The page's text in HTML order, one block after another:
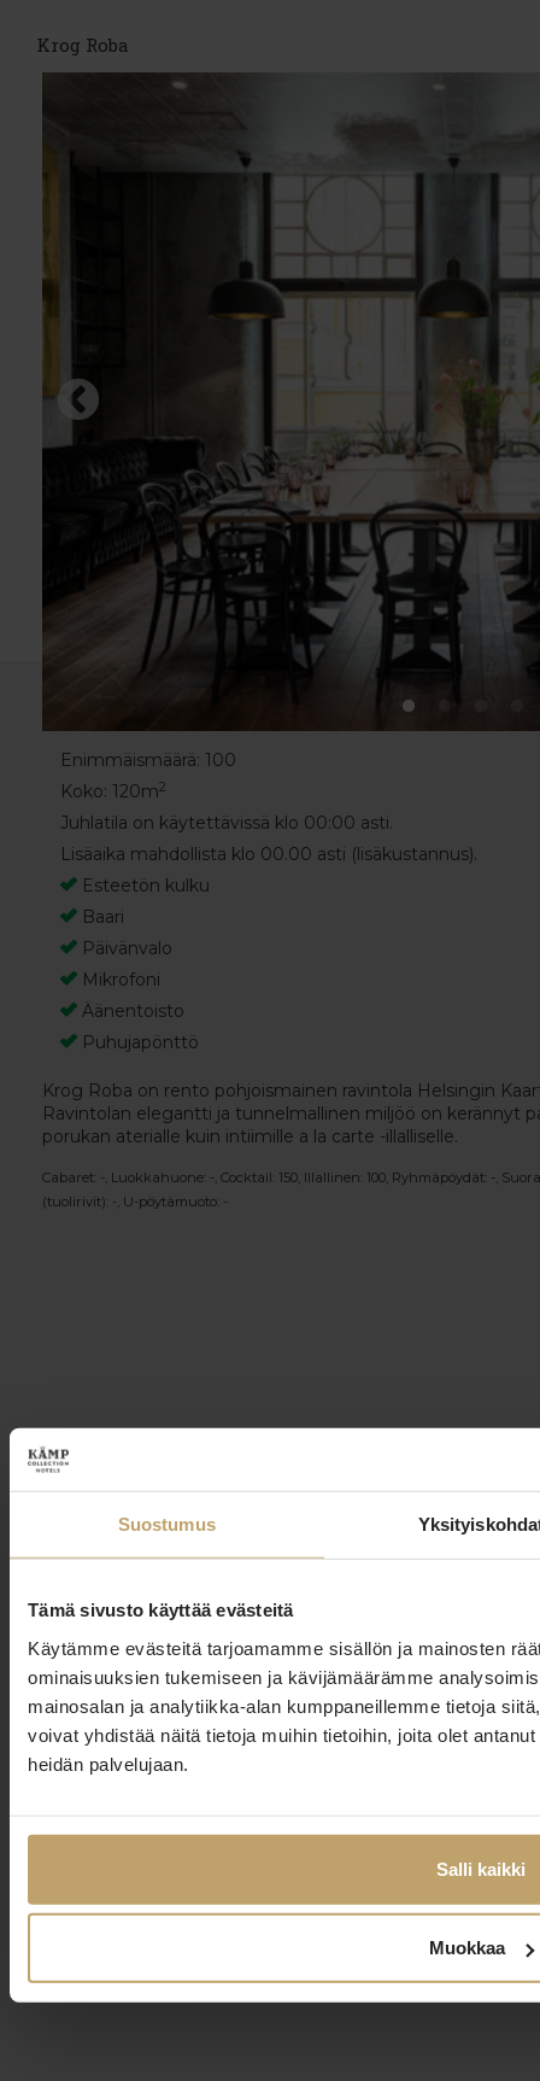
Suostumus
Tämä sivusto käyttää evästeitä
Käytämme evästeitä tarjoamamme sisällön ja mainosten
ominaisuuksien tukemiseen ja kävijämäärämme
mainosalan ja analytiikka-alan kumppaneillemme tietoja
voivat yhdistää näitä tietoja muihin tietoihin, joita olet
heidän palvelujaan.
Salli kaikki
Muokkaa
Krog Roba
Enimmäismäärä: 100
Koko: 120m2
Juhlatila on käytettävissä klo 00:00 asti.
Lisäaika mahdollista klo 00.00 asti (lisäkustannus).
Esteetön kulku
Baari
Päivänvalo
Mikrofoni
Äänentoisto
Puhujapönttö
Krog Roba on rento pohjoismainen ravintola Helsingin
Ravintolan elegantti ja tunnelmallinen miljöö on kerännyt
porukan aterialle kuin intiimille a la carte -illalliselle.
Cabaret: -, Luokkahuone: -, Cocktail: 150, Illallinen: 100, Ryhmäpöydät: -,
(tuolirivit): -, U-pöytämuoto: -